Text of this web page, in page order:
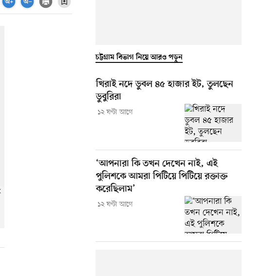
চট্টগ্রাম বিভাগ নিয়ে আরও পড়ুন
খিরাই নদে ডুবল ৪৫ হাজার ইট, তুলছেন
ডুবুরিরা
১২ ঘণ্টা আগে
‘আপনারা কি তখন দেখেন নাই, এই
পুলিশকে আমরা পিটিয়ে পিটিয়ে রক্তাক্ত
করেছিলাম’
১২ ঘণ্টা আগে